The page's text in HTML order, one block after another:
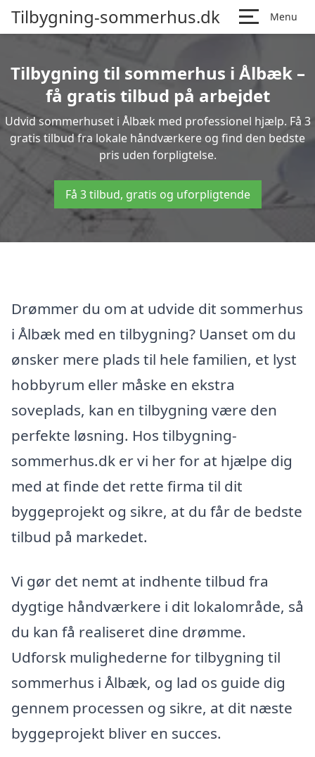
Tilbygning-sommerhus.dk Menu
Tilbygning til sommerhus i Ålbæk –
få gratis tilbud på arbejdet
Udvid sommerhuset i Ålbæk med professionel hjælp. Få 3
gratis tilbud fra lokale håndværkere og find den bedste
pris uden forpligtelse.
Få 3 tilbud, gratis og uforpligtende
Drømmer du om at udvide dit sommerhus
i Ålbæk med en tilbygning? Uanset om du
ønsker mere plads til hele familien, et lyst
hobbyrum eller måske en ekstra
soveplads, kan en tilbygning være den
perfekte løsning. Hos tilbygning-
sommerhus.dk er vi her for at hjælpe dig
med at finde det rette firma til dit
byggeprojekt og sikre, at du får de bedste
tilbud på markedet.
Vi gør det nemt at indhente tilbud fra
dygtige håndværkere i dit lokalområde, så
du kan få realiseret dine drømme.
Udforsk mulighederne for tilbygning til
sommerhus i Ålbæk, og lad os guide dig
gennem processen og sikre, at dit næste
byggeprojekt bliver en succes.